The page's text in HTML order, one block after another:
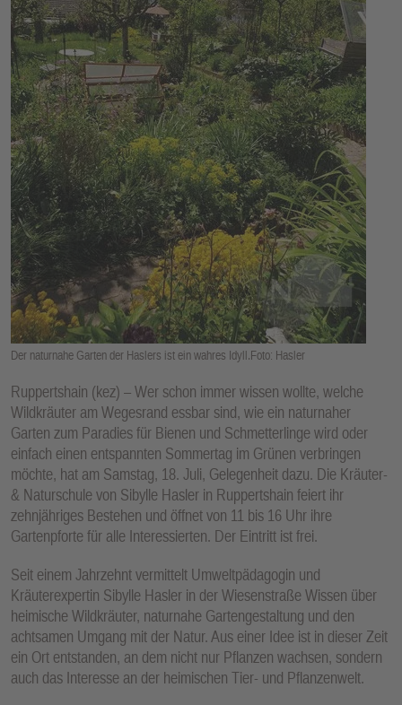
Der naturnahe Garten der Haslers ist ein wahres Idyll.Foto: Hasler
Ruppertshain (kez) – Wer schon immer wissen wollte, welche
Wildkräuter am Wegesrand essbar sind, wie ein naturnaher
Garten zum Paradies für Bienen und Schmetterlinge wird oder
einfach einen entspannten Sommertag im Grünen verbringen
möchte, hat am Samstag, 18. Juli, Gelegenheit dazu. Die Kräuter-
& Naturschule von Sibylle Hasler in Ruppertshain feiert ihr
zehnjähriges Bestehen und öffnet von 11 bis 16 Uhr ihre
Gartenpforte für alle Interessierten. Der Eintritt ist frei.
Seit einem Jahrzehnt vermittelt Umweltpädagogin und
Kräuterexpertin Sibylle Hasler in der Wiesenstraße Wissen über
heimische Wildkräuter, naturnahe Gartengestaltung und den
achtsamen Umgang mit der Natur. Aus einer Idee ist in dieser Zeit
ein Ort entstanden, an dem nicht nur Pflanzen wachsen, sondern
auch das Interesse an der heimischen Tier- und Pflanzenwelt.
E
N